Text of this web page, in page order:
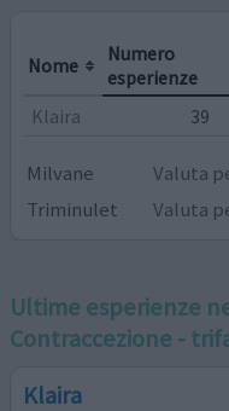
Nome
Numero
esperienze
Klaira 39
Milvane
Valuta
Triminulet
Valuta
Ultime esperienze
Contraccezione -
Klaira